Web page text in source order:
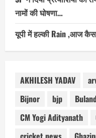
नामों की घोषणा…
यूपी में हल्की Rain ,आज
AKHILESH YADAV
Bijnor
bjp
CM Yogi Adityanath